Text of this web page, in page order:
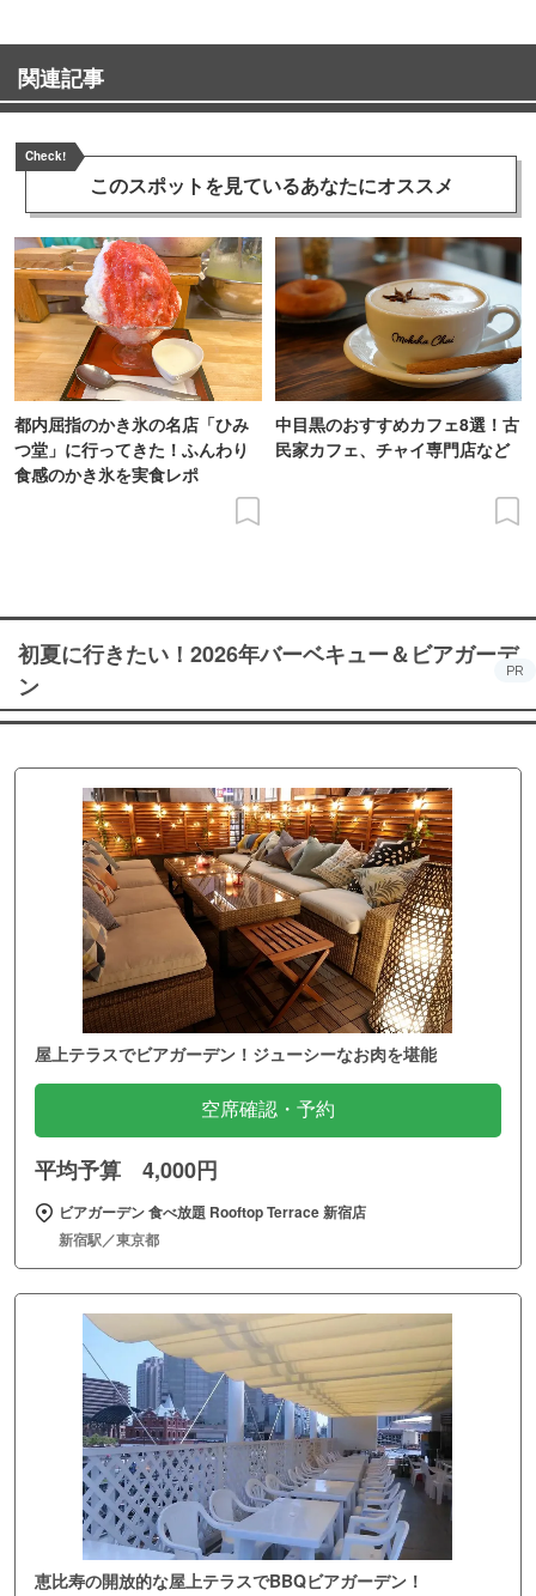
関連記事
Check!
このスポットを見ているあなたにオススメ
都内屈指のかき氷の名店「ひみ
つ堂」に行ってきた！ふんわり
食感のかき氷を実食レポ
中目黒のおすすめカフェ8選！古
民家カフェ、チャイ専門店など
初夏に行きたい！2026年バーベキュー＆ビアガーデ
ン
PR
屋上テラスでビアガーデン！ジューシーなお肉を堪能
空席確認・予約
平均予算 4,000円
ビアガーデン 食べ放題 Rooftop Terrace 新宿店
新宿駅／東京都
恵比寿の開放的な屋上テラスでBBQビアガーデン！